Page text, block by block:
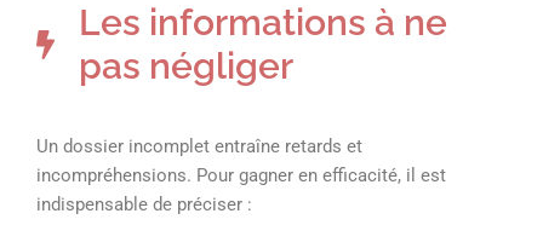
Les informations à ne
pas négliger
Un dossier incomplet entraîne retards et
incompréhensions. Pour gagner en efficacité, il est
indispensable de préciser :